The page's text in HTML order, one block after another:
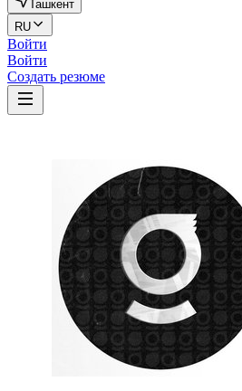
Ташкент
RU
Войти
Войти
Создать резюме